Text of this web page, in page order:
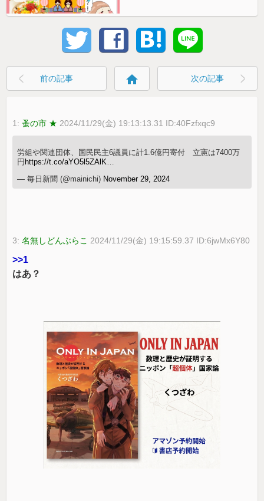
前の記事 home 次の記事
1:蚤の市 ★ 2024/11/29(金) 19:13:13.31 ID:40Fzfxqc9
労組や関連団体、国民民主6議員に計1.6億円寄付 立憲は7400万
円 https://t.co/aYO5l5ZAlK…
— 毎日新聞 (@mainichi) November 29, 2024
3:名無しどんぶらこ 2024/11/29(金) 19:15:59.37 ID:6jwMx6Y80
>>1
はあ？